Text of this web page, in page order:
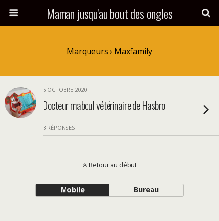
Maman jusqu'au bout des ongles
Marqueurs › Maxfamily
6 OCTOBRE 2020
Docteur maboul vétérinaire de Hasbro
3 RÉPONSES
Retour au début
Mobile Bureau